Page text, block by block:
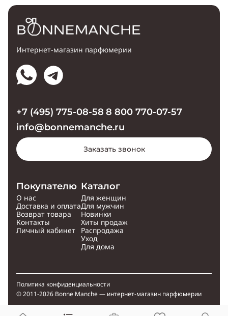
Интернет-магазин парфюмерии
Покупателю
О нас
Доставка и оплата
Возврат товара
Контакты
Личный кабинет
Каталог
Для женщин
Для мужчин
Новинки
Хиты продаж
Распродажа
Уход
Для дома
+7 (495) 775-08-58 8 800 770-07-57
info@bonnemanche.ru
Заказать звонок
© 2011-2026 Bonne Manche — интернет-магазин парфюмерии
Политика конфиденциальности